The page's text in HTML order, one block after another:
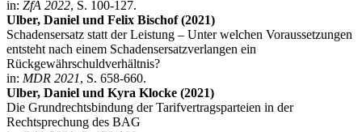
in: ZfA 2022, S. 100-127.
Ulber, Daniel und Felix Bischof (2021)
Schadensersatz statt der Leistung – Unter welchen Voraussetzungen
entsteht nach einem Schadensersatzverlangen ein
Rückgewährschuldverhältnis?
in: MDR 2021, S. 658-660.
Ulber, Daniel und Kyra Klocke (2021)
Die Grundrechtsbindung der Tarifvertragsparteien in der
Rechtsprechung des BAG